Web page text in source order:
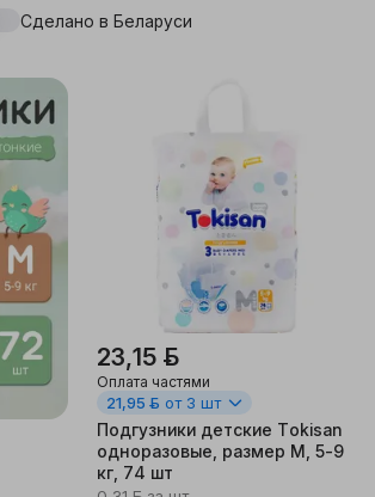
Сделано в Беларуси
23,15 ƃ
Оплата частями
21,95 ƃ от 3 шт
Подгузники детские Tokisan
одноразовые, размер М, 5-9
кг, 74 шт